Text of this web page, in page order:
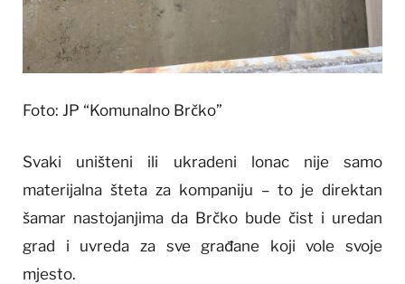
Foto: JP “Komunalno Brčko”
Svaki uništeni ili ukradeni lonac nije samo
materijalna šteta za kompaniju – to je direktan
šamar nastojanjima da Brčko bude čist i uredan
grad i uvreda za sve građane koji vole svoje
mjesto.